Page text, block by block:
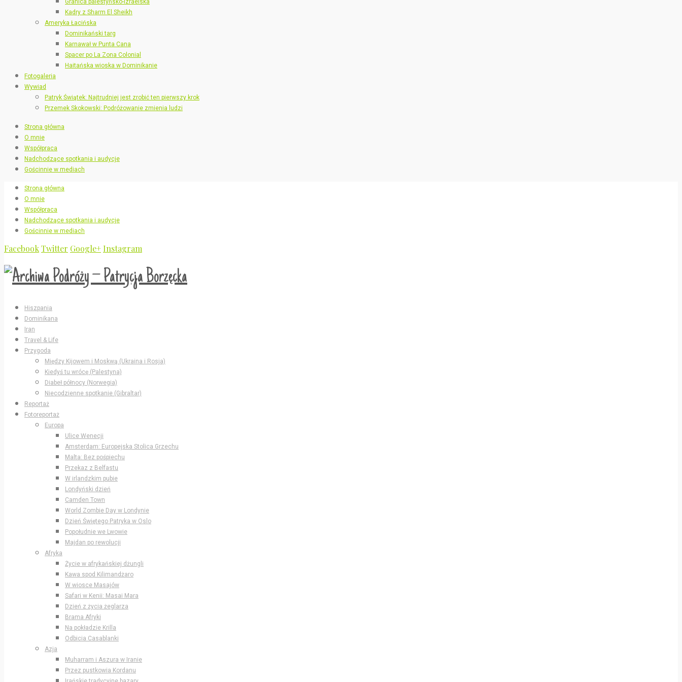
Kadry z Sharm El Sheikh
Ameryka Łacińska
Dominikański targ
Karnawał w Punta Cana
Spacer po La Zona Colonial
Haitańska wioska w Dominikanie
Fotogaleria
Wywiad
Patryk Świątek: Najtrudniej jest zrobić ten pierwszy krok
Przemek Skokowski: Podróżowanie zmienia ludzi
Strona główna
O mnie
Współpraca
Nadchodzące spotkania i audycje
Gościnnie w mediach
Strona główna
O mnie
Współpraca
Nadchodzące spotkania i audycje
Gościnnie w mediach
FacebookTwitter Google+Instagram
Hiszpania
Dominikana
Iran
Travel & Life
Przygoda
Między Kijowem i Moskwą (Ukraina i Rosja)
Kiedyś tu wrócę (Palestyna)
Diabeł północy (Norwegia)
Niecodzienne spotkanie (Gibraltar)
Reportaż
Fotoreportaż
Europa
Ulice Wenecji
Amsterdam: Europejska Stolica Grzechu
Malta: Bez pośpiechu
Przekaz z Belfastu
W irlandzkim pubie
Londyński dzień
Camden Town
World Zombie Day w Londynie
Dzień Świętego Patryka w Oslo
Popołudnie we Lwowie
Majdan po rewolucji
Afryka
Życie w afrykańskiej dżungli
Kawa spod Kilimandżaro
W wiosce Masajów
Safari w Kenii: Masai Mara
Dzień z życia żeglarza
Brama Afryki
Na pokładzie Krilla
Odbicia Casablanki
Azja
Muharram i Aszura w Iranie
Przez pustkowia Kordanu